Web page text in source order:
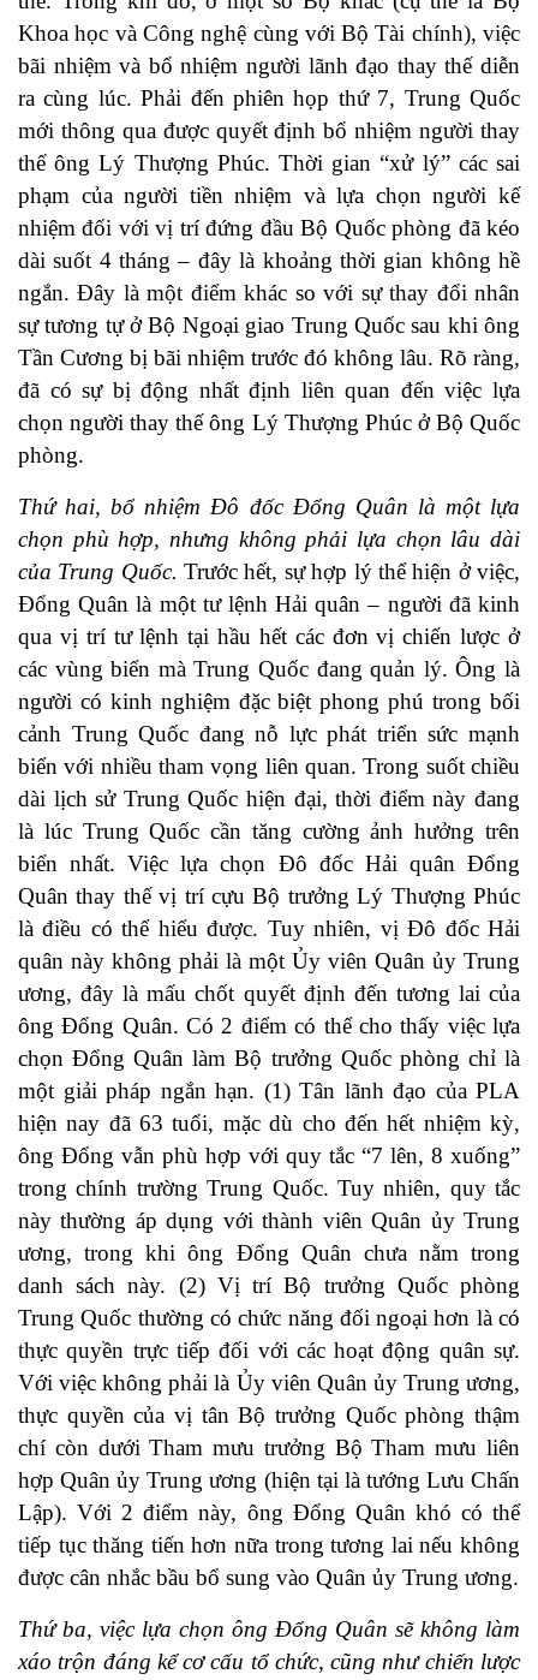
Khoa học và Công nghệ cùng với Bộ Tài chính), việc
bãi nhiệm và bổ nhiệm người lãnh đạo thay thế diễn
ra cùng lúc. Phải đến phiên họp thứ 7, Trung Quốc
mới thông qua được quyết định bổ nhiệm người thay
thế ông Lý Thượng Phúc. Thời gian “xử lý” các sai
phạm của người tiền nhiệm và lựa chọn người kế
nhiệm đối với vị trí đứng đầu Bộ Quốc phòng đã kéo
dài suốt 4 tháng – đây là khoảng thời gian không hề
ngắn. Đây là một điểm khác so với sự thay đổi nhân
sự tương tự ở Bộ Ngoại giao Trung Quốc sau khi ông
Tần Cương bị bãi nhiệm trước đó không lâu. Rõ ràng,
đã có sự bị động nhất định liên quan đến việc lựa
chọn người thay thế ông Lý Thượng Phúc ở Bộ Quốc
phòng.
Thứ hai, bổ nhiệm Đô đốc Đổng Quân là một lựa
chọn phù hợp, nhưng không phải lựa chọn lâu dài
của Trung Quốc. Trước hết, sự hợp lý thể hiện ở việc,
Đổng Quân là một tư lệnh Hải quân – người đã kinh
qua vị trí tư lệnh tại hầu hết các đơn vị chiến lược ở
các vùng biển mà Trung Quốc đang quản lý. Ông là
người có kinh nghiệm đặc biệt phong phú trong bối
cảnh Trung Quốc đang nỗ lực phát triển sức mạnh
biển với nhiều tham vọng liên quan. Trong suốt chiều
dài lịch sử Trung Quốc hiện đại, thời điểm này đang
là lúc Trung Quốc cần tăng cường ảnh hưởng trên
biển nhất. Việc lựa chọn Đô đốc Hải quân Đổng
Quân thay thế vị trí cựu Bộ trưởng Lý Thượng Phúc
là điều có thể hiểu được. Tuy nhiên, vị Đô đốc Hải
quân này không phải là một Ủy viên Quân ủy Trung
ương, đây là mấu chốt quyết định đến tương lai của
ông Đổng Quân. Có 2 điểm có thể cho thấy việc lựa
chọn Đổng Quân làm Bộ trưởng Quốc phòng chỉ là
một giải pháp ngắn hạn. (1) Tân lãnh đạo của PLA
hiện nay đã 63 tuổi, mặc dù cho đến hết nhiệm kỳ,
ông Đổng vẫn phù hợp với quy tắc “7 lên, 8 xuống”
trong chính trường Trung Quốc. Tuy nhiên, quy tắc
này thường áp dụng với thành viên Quân ủy Trung
ương, trong khi ông Đổng Quân chưa nằm trong
danh sách này. (2) Vị trí Bộ trưởng Quốc phòng
Trung Quốc thường có chức năng đối ngoại hơn là có
thực quyền trực tiếp đối với các hoạt động quân sự.
Với việc không phải là Ủy viên Quân ủy Trung ương,
thực quyền của vị tân Bộ trưởng Quốc phòng thậm
chí còn dưới Tham mưu trưởng Bộ Tham mưu liên
hợp Quân ủy Trung ương (hiện tại là tướng Lưu Chấn
Lập).Với 2 điểm này, ông Đổng Quân khó có thể
tiếp tục thăng tiến hơn nữa trong tương lai nếu không
được cân nhắc bầu bổ sung vào Quân ủy Trung ương.
Thứ ba, việc lựa chọn ông Đổng Quân sẽ không làm
xáo trộn đáng kể cơ cấu tổ chức, cũng như chiến lược